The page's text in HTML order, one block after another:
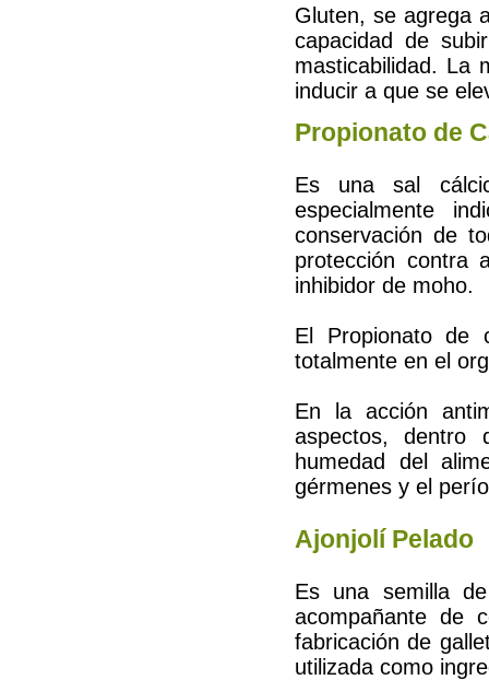
Gluten, se agrega
capacidad de
masticabilidad. La
inducir a que se
Propionato de
Es una sal
especialmente
conservación de
protección contra
inhibidor de moho.
El Propionato de
totalmente en el
En la acción
aspectos, dentro
humedad del
gérmenes y el
Ajonjolí Pelado
Es una semilla
acompañante de
fabricación de
utilizada como